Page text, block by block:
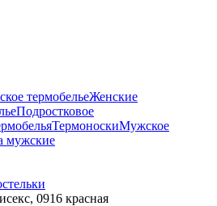
термобельеЖенские
Подростковое
ТермоноскиМужское
мужские
0916 красная